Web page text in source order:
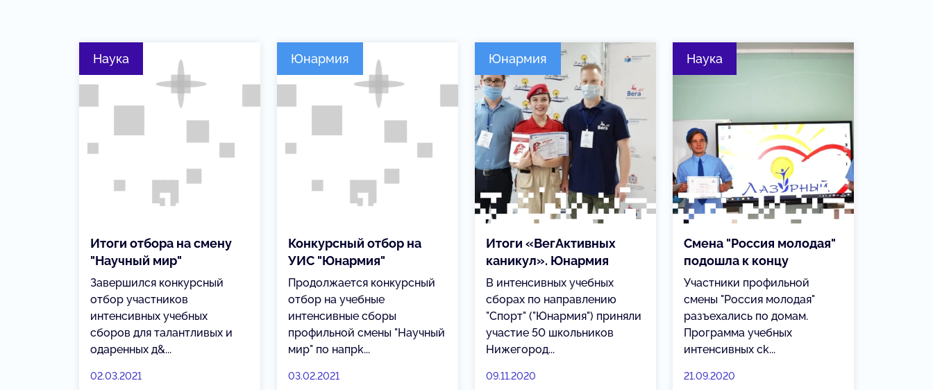
Наука
Итоги отбора на смену
"Научный мир"
Завершился конкурсный
отбор участников
интенсивных учебных
сборов для талантливых и
одаренных д&...
02.03.2021
Юнармия
Конкурсный отбор на
УИС "Юнармия"
Продолжается конкурсный
отбор на учебные
интенсивные сборы
профильной смены "Научный
мир" по напрk...
03.02.2021
Юнармия
Итоги «ВегАктивных
каникул». Юнармия
В интенсивных учебных
сборах по направлению
"Спорт" ("Юнармия") приняли
участие 50 школьников
Нижегород...
09.11.2020
Наука
Смена "Россия молодая"
подошла к концу
Участники профильной
смены "Россия молодая"
разъехались по домам.
Программа учебных
интенсивных сk...
21.09.2020